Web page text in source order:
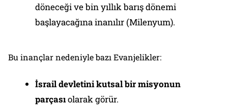
döneceği ve bin yıllık barış dönemi
başlayacağına inanılır (Milenyum).
Bu inançlar nedeniyle bazı Evanjelikler:
İsrail devletini kutsal bir misyonun
parçasıolarak görür.